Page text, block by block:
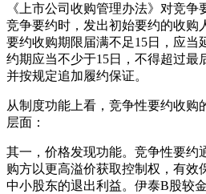
《上市公司收购管理办法》对竞
竞争要约时，发出初始要约的收购
要约收购期限届满不足15日，应当
约期应当不少于15日，不得超过最
并按规定追加履约保证。
从制度功能上看，竞争性要约收购
层面：
其一，价格发现功能。竞争性要约
购方以更高溢价获取控制权，有效
中小股东的退出利益。伊泰B股较